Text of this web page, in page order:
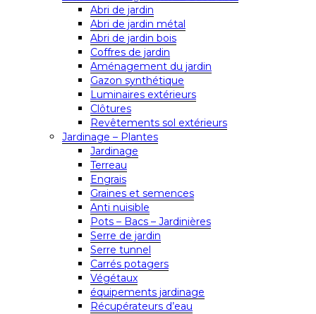
Abri de jardin
Abri de jardin métal
Abri de jardin bois
Coffres de jardin
Aménagement du jardin
Gazon synthétique
Luminaires extérieurs
Clôtures
Revêtements sol extérieurs
Jardinage – Plantes
Jardinage
Terreau
Engrais
Graines et semences
Anti nuisible
Pots – Bacs – Jardinières
Serre de jardin
Serre tunnel
Carrés potagers
Végétaux
équipements jardinage
Récupérateurs d’eau